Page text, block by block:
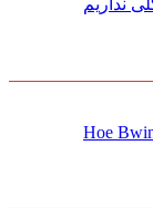
نداریم
Hoe